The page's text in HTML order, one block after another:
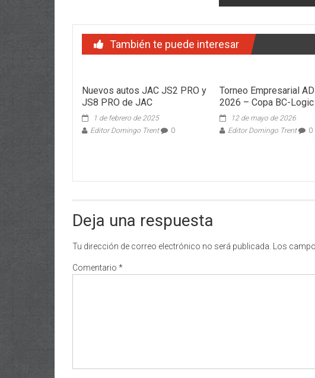
También te puede interesar
Nuevos autos JAC JS2 PRO y
JS8 PRO de JAC
1 de febrero de 2025
Editor Domingo Trent
0
Torneo Empresarial
2026 – Copa BC-Logic
12 de mayo de 2026
Editor Domingo Trent
0
Deja una respuesta
Tu dirección de correo electrónico no será publicada. Los
Comentario *